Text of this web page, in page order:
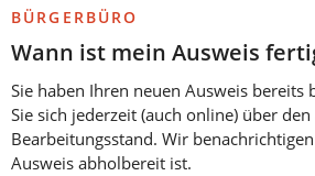
BÜRGERBÜRO
Wann ist mein Ausweis
Sie haben Ihren neuen Ausweis bereits
Sie sich jederzeit (auch online) über
Bearbeitungsstand. Wir
Ausweis abholbereit ist.